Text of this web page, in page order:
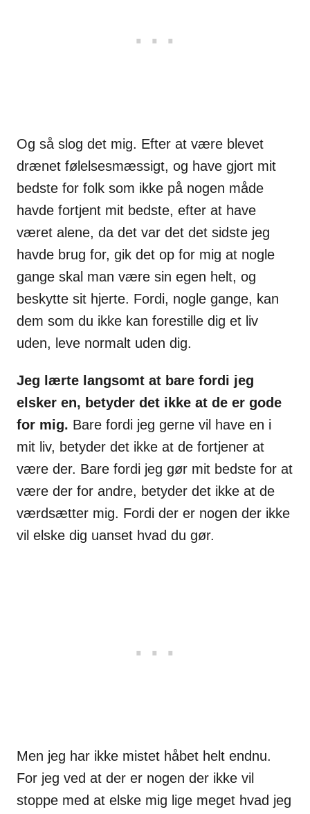
Og så slog det mig. Efter at være blevet
drænet følelsesmæssigt, og have gjort mit
bedste for folk som ikke på nogen måde
havde fortjent mit bedste, efter at have
været alene, da det var det det sidste jeg
havde brug for, gik det op for mig at nogle
gange skal man være sin egen helt, og
beskytte sit hjerte. Fordi, nogle gange, kan
dem som du ikke kan forestille dig et liv
uden, leve normalt uden dig.
Jeg lærte langsomt at bare fordi jeg
elsker en, betyder det ikke at de er gode
for mig. Bare fordi jeg gerne vil have en i
mit liv, betyder det ikke at de fortjener at
være der. Bare fordi jeg gør mit bedste for at
være der for andre, betyder det ikke at de
værdsætter mig. Fordi der er nogen der ikke
vil elske dig uanset hvad du gør.
Men jeg har ikke mistet håbet helt endnu.
For jeg ved at der er nogen der ikke vil
stoppe med at elske mig lige meget hvad jeg